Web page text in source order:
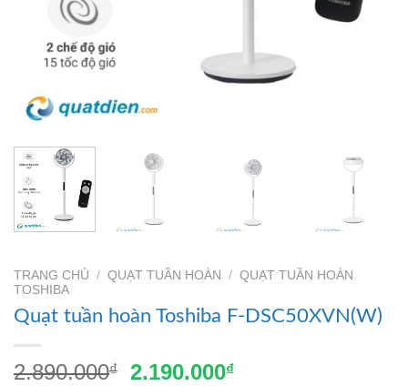
TRANG CHỦ / QUẠT TUẦN HOÀN / QUẠT TUẦN HOÀN
TOSHIBA
Quạt tuần hoàn Toshiba F-DSC50XVN(W)
2.890.000₫
Giá
2.190.000₫Giá